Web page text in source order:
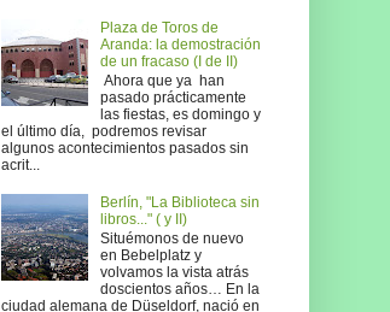
Plaza de Toros de
Aranda: la demostración
de un fracaso (I de II)
Ahora que ya han
pasado prácticamente
las fiestas, es domingo y
el último día, podremos revisar
algunos acontecimientos pasados sin
acrit...
Berlín, "La Biblioteca sin
libros..." ( y II)
Situémonos de nuevo
en Bebelplatz y
volvamos la vista atrás
doscientos años… En la
ciudad alemana de Düseldorf, nació en